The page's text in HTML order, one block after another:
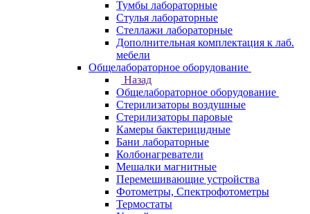
Тумбы лабораторные
Стулья лабораторные
Стеллажи лабораторные
Дополнительная комплектация к лаб.
мебели
Общелабораторное оборудование
Назад
Общелабораторное оборудование
Стерилизаторы воздушные
Стерилизаторы паровые
Камеры бактерицидные
Бани лабораторные
Колбонагреватели
Мешалки магнитные
Перемешивающие устройства
Фотометры, Спектрофотометры
Термостаты